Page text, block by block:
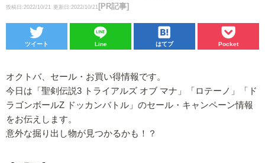
投稿日:2022/10/21 更新日:2022/10/21 [PR記事]
ツイート Line はてブ Pocket
オクトバ、セール・お買い得情報です。
今日は「聖剣伝説3 トライアルズ オブ マナ」「ロテーノ」「ド
ラゴンボールZ ドッカンバトル」のセール・キャンペーン情報
をお伝えします。
意外な掘り出し物が見つかるかも！？